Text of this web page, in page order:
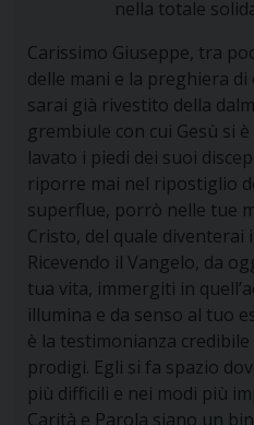
nella totale
Carissimo Giuseppe, tra
delle mani e la preghiera
sarai già rivestito della
grembiule con cui Gesù si
lavato i piedi dei suoi
riporre mai nel ripostiglio
superflue, porrò nelle tue
Cristo, del quale
Ricevendo il Vangelo, da
tua vita, immergiti in
illumina e da senso al tuo
è la testimonianza
prodigi. Egli si fa spazio
più difficili e nei modi più
Carità e Parola siano un